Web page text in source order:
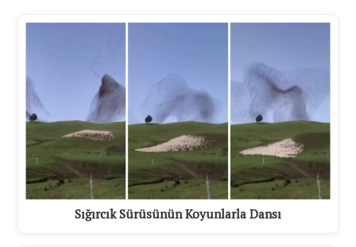
Sığırcık Sürüsünün Koyunlarla Dansı